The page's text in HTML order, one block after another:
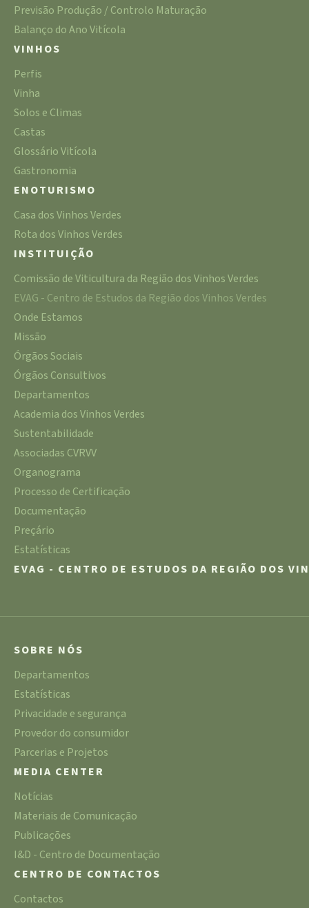
Previsão Produção / Controlo Maturação
Balanço do Ano Vitícola
VINHOS
Perfis
Vinha
Solos e Climas
Castas
Glossário Vitícola
Gastronomia
ENOTURISMO
Casa dos Vinhos Verdes
Rota dos Vinhos Verdes
INSTITUIÇÃO
Comissão de Viticultura da Região dos Vinhos Verdes
EVAG - Centro de Estudos da Região dos Vinhos Verdes
Onde Estamos
Missão
Órgãos Sociais
Órgãos Consultivos
Departamentos
Academia dos Vinhos Verdes
Sustentabilidade
Associadas CVRVV
Organograma
Processo de Certificação
Documentação
Preçário
Estatísticas
EVAG - CENTRO DE ESTUDOS DA REGIÃO DOS
SOBRE NÓS
Departamentos
Estatísticas
Privacidade e segurança
Provedor do consumidor
Parcerias e Projetos
MEDIA CENTER
Notícias
Materiais de Comunicação
Publicações
I&D - Centro de Documentação
CENTRO DE CONTACTOS
Contactos